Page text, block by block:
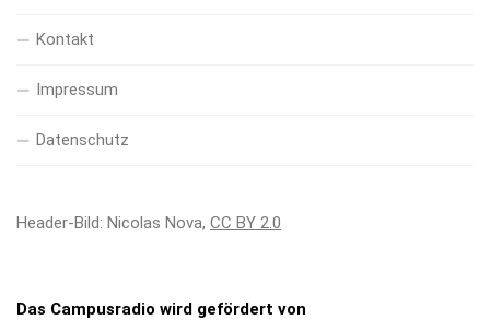
Kontakt
Impressum
Datenschutz
Header-Bild: Nicolas Nova, CC BY 2.0
Das Campusradio wird gefördert von